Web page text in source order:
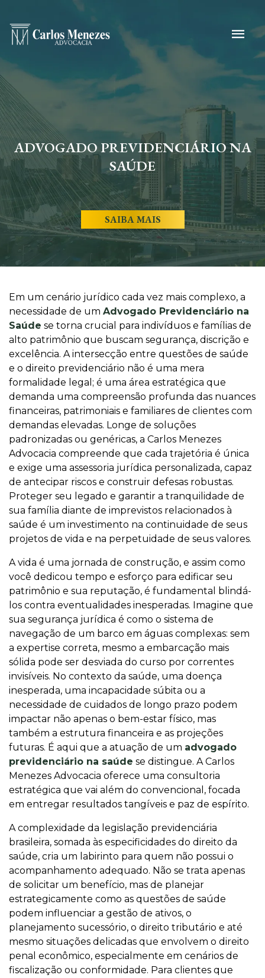
ADVOGADO PREVIDENCIÁRIO NA
SAÚDE
SAIBA MAIS
Em um cenário jurídico cada vez mais complexo, a
necessidade de um Advogado Previdenciário na
Saúde se torna crucial para indivíduos e famílias de
alto patrimônio que buscam segurança, discrição e
excelência. A intersecção entre questões de saúde
e o direito previdenciário não é uma mera
formalidade legal; é uma área estratégica que
demanda uma compreensão profunda das nuances
financeiras, patrimoniais e familiares de clientes com
demandas elevadas. Longe de soluções
padronizadas ou genéricas, a Carlos Menezes
Advocacia compreende que cada trajetória é única
e exige uma assessoria jurídica personalizada, capaz
de antecipar riscos e construir defesas robustas.
Proteger seu legado e garantir a tranquilidade de
sua família diante de imprevistos relacionados à
saúde é um investimento na continuidade de seus
projetos de vida e na perpetuidade de seus valores.
A vida é uma jornada de construção, e assim como
você dedicou tempo e esforço para edificar seu
patrimônio e sua reputação, é fundamental blindá-
los contra eventualidades inesperadas. Imagine que
sua segurança jurídica é como o sistema de
navegação de um barco em águas complexas: sem
a expertise correta, mesmo a embarcação mais
sólida pode ser desviada do curso por correntes
invisíveis. No contexto da saúde, uma doença
inesperada, uma incapacidade súbita ou a
necessidade de cuidados de longo prazo podem
impactar não apenas o bem-estar físico, mas
também a estrutura financeira e as projeções
futuras. É aqui que a atuação de um advogado
previdenciário na saúde se distingue. A Carlos
Menezes Advocacia oferece uma consultoria
estratégica que vai além do convencional, focada
em entregar resultados tangíveis e paz de espírito.
A complexidade da legislação previdenciária
brasileira, somada às especificidades do direito da
saúde, cria um labirinto para quem não possui o
acompanhamento adequado. Não se trata apenas
de solicitar um benefício, mas de planejar
estrategicamente como as questões de saúde
podem influenciar a gestão de ativos, o
planejamento sucessório, o direito tributário e até
mesmo situações delicadas que envolvem o direito
penal econômico, especialmente em cenários de
fiscalização ou conformidade. Para clientes que